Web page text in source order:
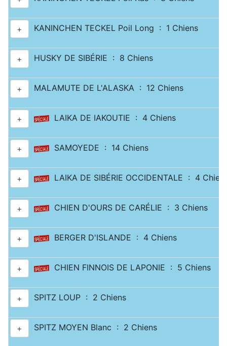
+ KANINCHEN TECKEL Poil Long : 1 Chiens
+ HUSKY DE SIBÉRIE : 8 Chiens
+ MALAMUTE DE L'ALASKA : 12 Chiens
+ LAIKA DE IAKOUTIE : 4 Chiens
+ SAMOYEDE : 14 Chiens
+ LAIKA DE SIBÉRIE OCCIDENTALE : 4
+ CHIEN D'OURS DE CARÉLIE : 3 Chiens
+ BERGER D'ISLANDE : 4 Chiens
+ CHIEN FINNOIS DE LAPONIE : 5 Chiens
+ SPITZ LOUP : 2 Chiens
+ SPITZ MOYEN Blanc : 2 Chiens